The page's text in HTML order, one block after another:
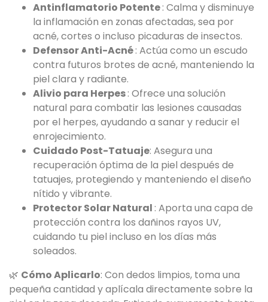
Antinflamatorio Potente: Calma y disminuye
la inflamación en zonas afectadas, sea por
acné, cortes o incluso picaduras de insectos.
Defensor Anti-Acné: Actúa como un escudo
contra futuros brotes de acné, manteniendo la
piel clara y radiante.
Alivio para Herpes: Ofrece una solución
natural para combatir las lesiones causadas
por el herpes, ayudando a sanar y reducir el
enrojecimiento.
Cuidado Post-Tatuaje: Asegura una
recuperación óptima de la piel después de
tatuajes, protegiendo y manteniendo el diseño
nítido y vibrante.
Protector Solar Natural : Aporta una capa de
protección contra los dañinos rayos UV,
cuidando tu piel incluso en los días más
soleados.
🌿 Cómo Aplicarlo: Con dedos limpios, toma una
pequeña cantidad y aplícala directamente sobre la